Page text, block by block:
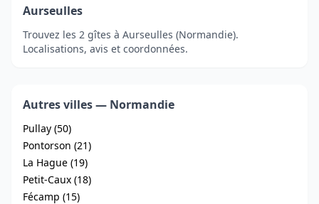
Aurseulles
Trouvez les 2 gîtes à Aurseulles (Normandie).
Localisations, avis et coordonnées.
Autres villes — Normandie
Pullay (50)
Pontorson (21)
La Hague (19)
Petit-Caux (18)
Fécamp (15)